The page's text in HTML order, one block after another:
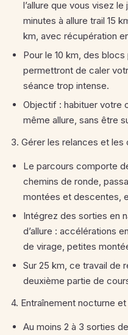
l’allure que vous visez
minutes à allure trail 15
km, avec récupération
Pour le 10 km, des
permettront de caler
séance trop intense.
Objectif : habituer votre
même allure, sans être
3. Gérer les relances et les
Le parcours comporte
chemins de ronde,
montées et descentes,
Intégrez des sorties en
d’allure : accélérations
de virage, petites
Sur 25 km, ce travail de
deuxième partie de
4. Entraînement nocturne
Au moins 2 à 3 sorties